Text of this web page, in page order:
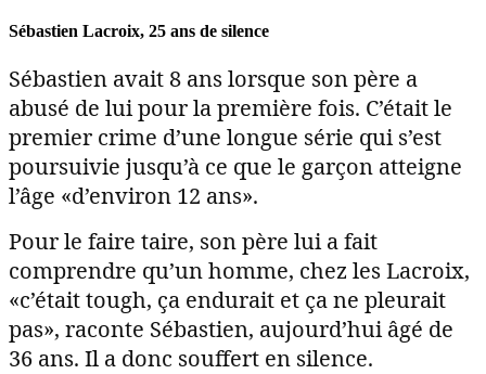
Sébastien Lacroix, 25 ans de silence
Sébastien avait 8 ans lorsque son père a
abusé de lui pour la première fois. C’était le
premier crime d’une longue série qui s’est
poursuivie jusqu’à ce que le garçon atteigne
l’âge «d’environ 12 ans».
Pour le faire taire, son père lui a fait
comprendre qu’un homme, chez les Lacroix,
«c’était tough, ça endurait et ça ne pleurait
pas», raconte Sébastien, aujourd’hui âgé de
36 ans. Il a donc souffert en silence.